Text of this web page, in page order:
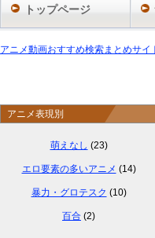
アニメ動画おすすめ検索まとめサイ
アニメ表現別
萌えなし (23)
エロ要素の多いアニメ (14)
暴力・グロテスク (10)
百合 (2)
トップページ